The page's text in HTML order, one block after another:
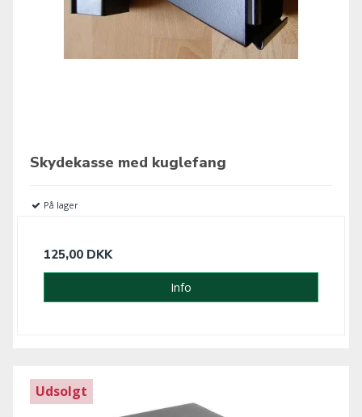
Skydekasse med kuglefang
På lager
125,00 DKK
Info
Udsolgt